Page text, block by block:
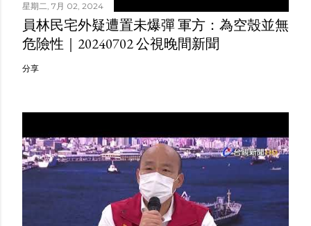
星期二, 7月 02, 2024
員林民宅外疑遭置未爆彈 軍方：為空殼並無
危險性｜20240702 公視晚間新聞
分享